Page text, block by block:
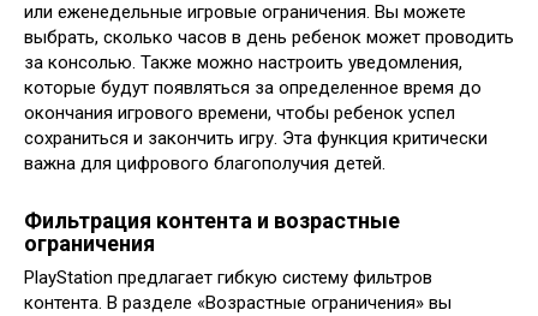
или еженедельные игровые ограничения. Вы можете
выбрать, сколько часов в день ребенок может проводить
за консолью. Также можно настроить уведомления,
которые будут появляться за определенное время до
окончания игрового времени, чтобы ребенок успел
сохраниться и закончить игру. Эта функция критически
важна для цифрового благополучия детей.
Фильтрация контента и возрастные
ограничения
PlayStation предлагает гибкую систему фильтров
контента. В разделе «Возрастные ограничения» вы